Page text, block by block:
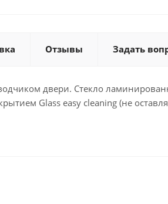
Отзывы Задать
двери. Стекло
Glass easy cleaning (не